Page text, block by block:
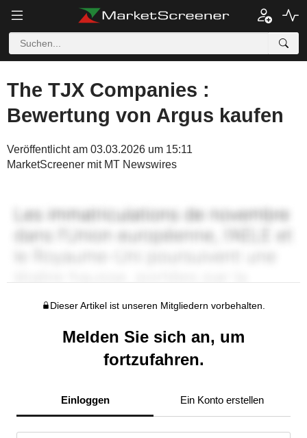
The TJX Companies :
Bewertung von Argus kaufen
Veröffentlicht am 03.03.2026 um 15:11
MarketScreener mit MT Newswires
Dieser Artikel ist unseren Mitgliedern vorbehalten.
Melden Sie sich an, um
fortzufahren.
Einloggen Ein Konto erstellen